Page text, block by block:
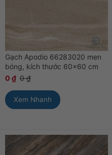
Gạch Apodio 66283020 men
bóng, kích thước 60×60 cm
0 ₫ 0₫
Xem Nhanh